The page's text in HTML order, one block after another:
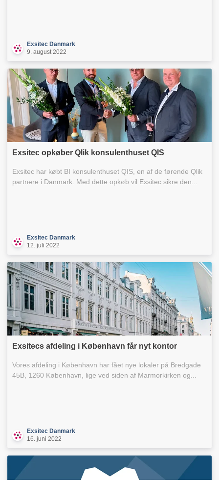
Exsitec Danmark
9. august 2022
Exsitec opkøber Qlik konsulenthuset QIS
Exsitec har købt BI konsulenthuset QIS, en af de førende Qlik
partnere i Danmark. Med dette opkøb vil Exsitec sikre den...
Exsitec Danmark
12. juli 2022
Exsitecs afdeling i København får nyt kontor
Vores afdeling i København har fået nye lokaler på Bredgade
45B, 1260 København, lige ved siden af Marmorkirken og...
Exsitec Danmark
16. juni 2022